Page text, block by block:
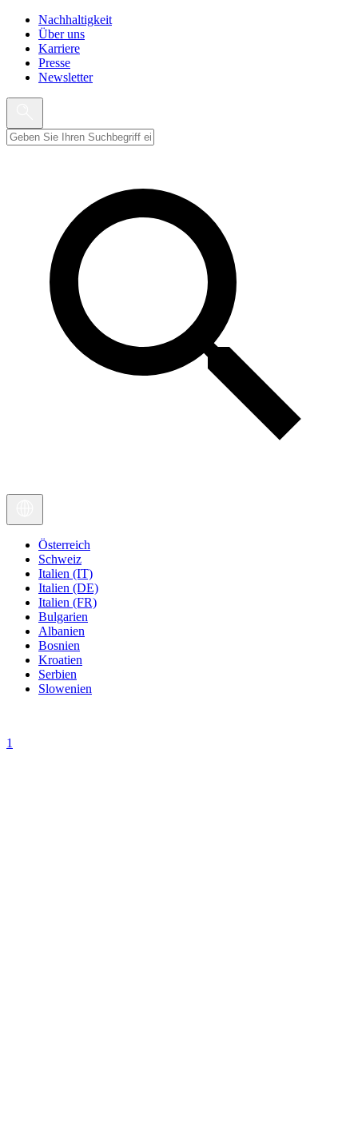
Nachhaltigkeit
Über uns
Karriere
Presse
Newsletter
Österreich
Schweiz
Italien (IT)
Italien (DE)
Italien (FR)
Bulgarien
Albanien
Bosnien
Kroatien
Serbien
Slowenien
1